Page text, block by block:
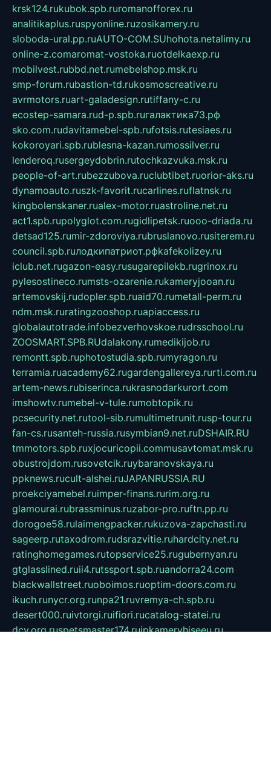
krsk124.rukubok.spb.ruromanofforex.ru
analitikaplus.ruspyonline.ruzosikamery.ru
sloboda-ural.pp.ruAUTO-COM.SUhohota.netalimy.ru
online-z.comaromat-vostoka.ruotdelkaexp.ru
mobilvest.rubbd.net.rumebelshop.msk.ru
smp-forum.rubastion-td.rukosmoscreative.ru
avrmotors.ruart-galadesign.rutiffany-c.ru
ecostep-samara.rud-p.spb.ruгалактика73.рф
sko.com.rudavitamebel-spb.rufotsis.rutesiaes.ru
kokoroyari.spb.rublesna-kazan.rumossilver.ru
lenderoq.rusergeydobrin.rutochkazvuka.msk.ru
people-of-art.rubezzubova.ruclubtibet.ruorior-aks.ru
dynamoauto.ruszk-favorit.rucarlines.ruflatnsk.ru
kingbolenskaner.rualex-motor.ruastroline.net.ru
act1.spb.rupolyglot.com.rugidlipetsk.ruooo-driada.ru
detsad125.rumir-zdoroviya.rubruslanovo.rusiterem.ru
council.spb.ruлодкипатриот.рфkafekolizey.ru
iclub.net.rugazon-easy.rusugarepilekb.rugrinox.ru
pylesostineco.rumsts-ozarenie.rukameryjooan.ru
artemovskij.rudopler.spb.ruaid70.rumetall-perm.ru
ndm.msk.ruratingzooshop.ruapiaccess.ru
globalautotrade.infobezverhovskoe.rudrsschool.ru
ZOOSMART.SPB.RUdalakony.rumedikijob.ru
remontt.spb.ruphotostudia.spb.rumyragon.ru
terramia.ruacademy62.rugardengallereya.rurti.com.ru
artem-news.rubiserinca.rukrasnodarkurort.com
imshowtv.rumebel-v-tule.rumobtopik.ru
pcsecurity.net.rutool-sib.rumultimetrunit.rusp-tour.ru
fan-cs.rusanteh-russia.rusymbian9.net.ruDSHAIR.RU
tmmotors.spb.ruxjocuricopii.commusavtomat.msk.ru
obustrojdom.rusovetcik.ruybaranovskaya.ru
ppknews.rucult-alshei.ruJAPANRUSSIA.RU
proekciyamebel.ruimper-finans.rurim.org.ru
glamourai.rubrassminus.ruzabor-pro.ruftn.pp.ru
dorogoe58.rulaimengpacker.rukuzova-zapchasti.ru
sageerp.rutaxodrom.rudsrazvitie.ruhardcity.net.ru
ratinghomegames.rutopservice25.rugubernyan.ru
gtglasslined.ruii4.rutssport.spb.ruandorra24.com
blackwallstreet.ruoboimos.ruoptim-doors.com.ru
ikuch.runycr.org.runpa21.ruvremya-ch.spb.ru
desert000.ruivtorgi.ruifiori.rucatalog-statei.ru
dcv.org.ruspetsmaster174.ruipkameryhiseeu.ru